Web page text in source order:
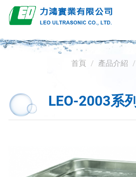
首頁 產品介紹
LEO-2003系列